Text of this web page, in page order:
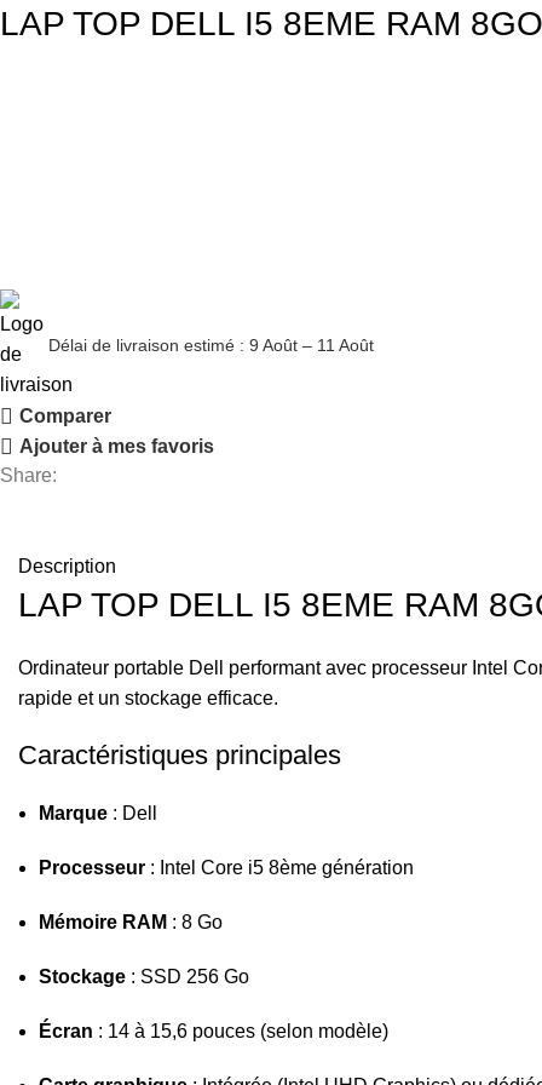
LAP TOP DELL I5 8EME RAM
Délai de livraison estimé : 9 Août – 11 Août
Comparer
Ajouter à mes favoris
Share:
Description
LAP TOP DELL I5 8EME RAM
Ordinateur portable Dell performant avec processeur Intel
rapide et un stockage efficace.
Caractéristiques principales
Marque : Dell
Processeur : Intel Core i5 8ème génération
Mémoire RAM : 8 Go
Stockage : SSD 256 Go
Écran : 14 à 15,6 pouces (selon modèle)